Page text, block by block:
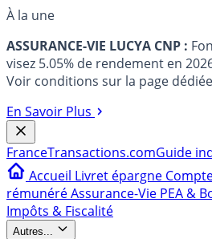
À la une
ASSURANCE-VIE LUCYA CNP :
visez 5.05% de rendement en
Voir conditions sur la page
En Savoir Plus
FranceTransactions.comGuide
Accueil Livret épargne
rémunéréAssurance-Vie PEA &
Impôts & Fiscalité
Autres...